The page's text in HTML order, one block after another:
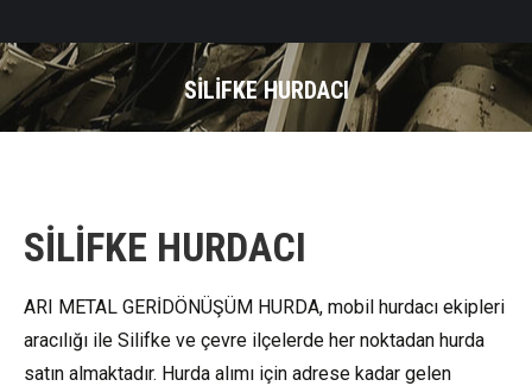
SİLİFKE HURDACI
SİLİFKE HURDACI
ARI METAL GERİDÖNÜŞÜM HURDA, mobil hurdacı ekipleri
aracılığı ile Silifke ve çevre ilçelerde her noktadan hurda
satın almaktadır. Hurda alımı için adrese kadar gelen